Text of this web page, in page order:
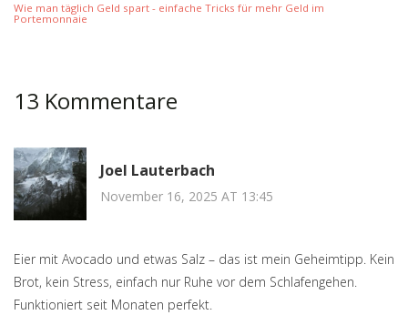
Wie man täglich Geld spart - einfache Tricks für mehr Geld im
Portemonnaie
13 Kommentare
Joel Lauterbach
November 16, 2025 AT 13:45
Eier mit Avocado und etwas Salz – das ist mein Geheimtipp. Kein
Brot, kein Stress, einfach nur Ruhe vor dem Schlafengehen.
Funktioniert seit Monaten perfekt.